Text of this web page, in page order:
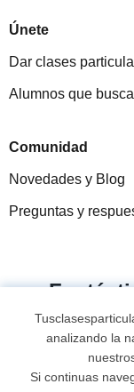
Únete
Dar clases
Alumnos que
Comunidad
Novedades y Blog
Preguntas y
© 2007 -
analizando la
Si continuas